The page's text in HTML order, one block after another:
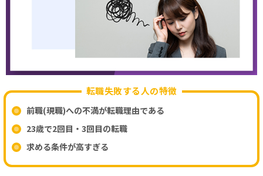
転職失敗する人の特徴
前職(現職)への不満が転職理由である
23歳で2回目・3回目の転職
求める条件が高すぎる